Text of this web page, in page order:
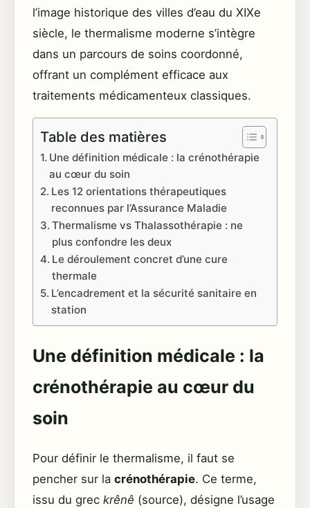
l’image historique des villes d’eau du XIXe
siècle, le thermalisme moderne s’intègre
dans un parcours de soins coordonné,
offrant un complément efficace aux
traitements médicamenteux classiques.
Table des matières
Une définition médicale : la crénothérapie
au cœur du soin
Les 12 orientations thérapeutiques
reconnues par l’Assurance Maladie
Thermalisme vs Thalassothérapie : ne
plus confondre les deux
Le déroulement concret d’une cure
thermale
L’encadrement et la sécurité sanitaire en
station
Une définition médicale : la
crénothérapie au cœur du
soin
Pour définir le thermalisme, il faut se
pencher sur la crénothérapie. Ce terme,
issu du grec krênê (source), désigne l’usage